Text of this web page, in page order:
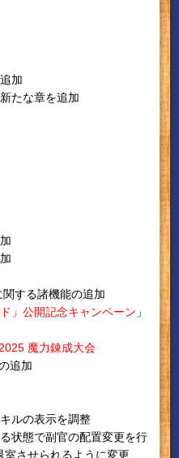
加
たな章を追加
関する諸機能の追加
」公開記念キャンペーン 」
魔力錬成大会
追加
ルの表示を調整
状態で副官の配置変更を行
室させられるように変更